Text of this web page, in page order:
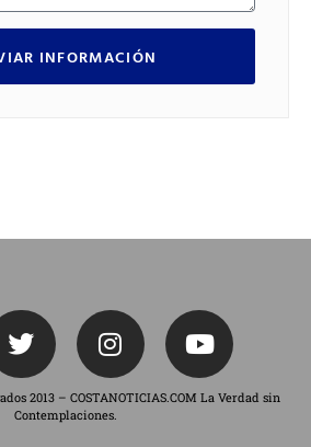
INFORMACIÓN
2013 – COSTANOTICIAS.COM La Verdad sin
Contemplaciones.